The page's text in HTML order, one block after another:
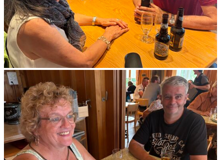
Partner führen diese Informationen möglicherweise mit
weiteren Daten zusammen, die Sie ihnen bereitgestellt
haben oder die sie im Rahmen Ihrer Nutzung der Dienste
gesammelt haben.